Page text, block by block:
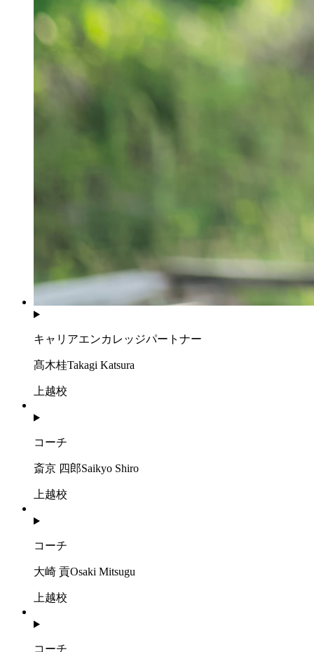
キャリアエンカレッジパートナー
髙木桂Takagi Katsura
上越校
コーチ
斎京 四郎Saikyo Shiro
上越校
コーチ
大崎 貢Osaki Mitsugu
上越校
コーチ